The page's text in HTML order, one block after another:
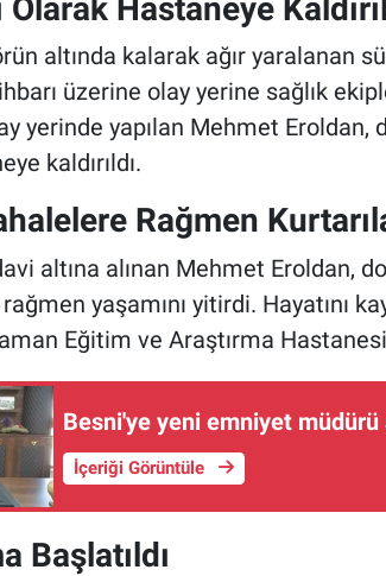
Olarak Hastaneye
altında kalarak ağır yaralanan
üzerine olay yerine sağlık
yerinde yapılan Mehmet Eroldan,
kaldırıldı.
Rağmen
altına alınan Mehmet Eroldan,
yaşamını yitirdi. Hayatını
Eğitim ve Araştırma Hastanesi
Besni'ye yeni emniyet müdürü
İçeriği Görüntüle
Başlatıldı